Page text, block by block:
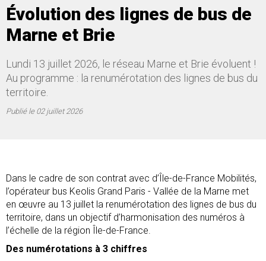
Évolution des lignes de bus de
Marne et Brie
Lundi 13 juillet 2026, le réseau Marne et Brie évoluent !
Au programme : la renumérotation des lignes de bus du
territoire.
Publié le02 juillet 2026
Dans le cadre de son contrat avec d’Île-de-France Mobilités,
l’opérateur bus Keolis Grand Paris - Vallée de la Marne met
en œuvre au 13 juillet la renumérotation des lignes de bus du
territoire, dans un objectif d’harmonisation des numéros à
l’échelle de la région Île-de-France.
Des numérotations à 3 chiffres